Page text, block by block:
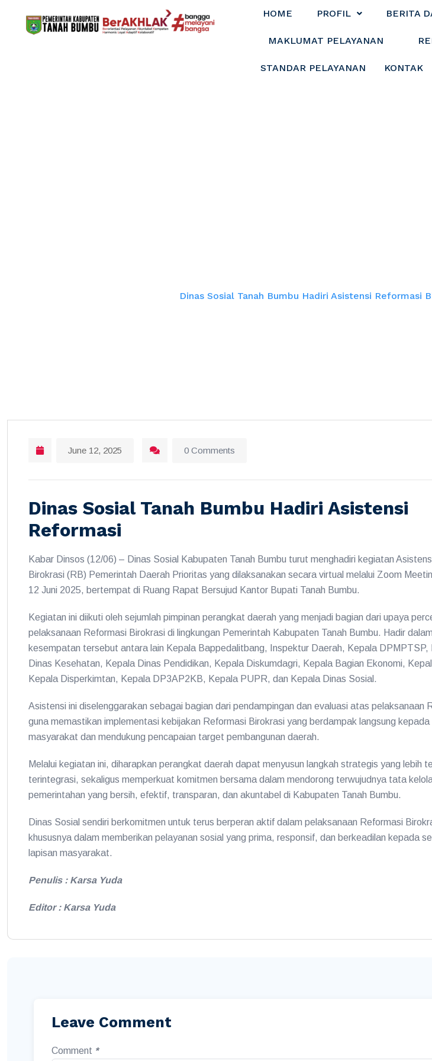
HOME PROFIL BERITA
MAKLUMAT PELAYANAN
STANDAR PELAYANAN KONTAK
Dinas Sosial Tanah Bumbu Hadiri Asistensi Reformasi
June 12, 2025 0 Comments
Dinas Sosial Tanah Bumbu Hadiri Asistensi
Reformasi
Kabar Dinsos (12/06) – Dinas Sosial Kabupaten Tanah Bumbu turut menghadiri kegiatan
Birokrasi (RB) Pemerintah Daerah Prioritas yang dilaksanakan secara virtual melalui Zoom
12 Juni 2025, bertempat di Ruang Rapat Bersujud Kantor Bupati Tanah Bumbu.
Kegiatan ini diikuti oleh sejumlah pimpinan perangkat daerah yang menjadi bagian dari upaya
pelaksanaan Reformasi Birokrasi di lingkungan Pemerintah Kabupaten Tanah Bumbu. Hadir dalam
kesempatan tersebut antara lain Kepala Bappedalitbang, Inspektur Daerah, Kepala DPMPTSP,
Dinas Kesehatan, Kepala Dinas Pendidikan, Kepala Diskumdagri, Kepala Bagian Ekonomi,
Kepala Disperkimtan, Kepala DP3AP2KB, Kepala PUPR, dan Kepala Dinas Sosial.
Asistensi ini diselenggarakan sebagai bagian dari pendampingan dan evaluasi atas pelaksanaan
guna memastikan implementasi kebijakan Reformasi Birokrasi yang berdampak langsung kepada
masyarakat dan mendukung pencapaian target pembangunan daerah.
Melalui kegiatan ini, diharapkan perangkat daerah dapat menyusun langkah strategis yang lebih
terintegrasi, sekaligus memperkuat komitmen bersama dalam mendorong terwujudnya tata
pemerintahan yang bersih, efektif, transparan, dan akuntabel di Kabupaten Tanah Bumbu.
Dinas Sosial sendiri berkomitmen untuk terus berperan aktif dalam pelaksanaan Reformasi
khususnya dalam memberikan pelayanan sosial yang prima, responsif, dan berkeadilan kepada
lapisan masyarakat.
Penulis : Karsa Yuda
Editor : Karsa Yuda
Leave Comment
Comment *